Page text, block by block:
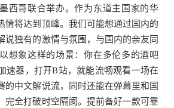
西哥联合举办。作为东道主国家的华
情将达到顶峰。我们可能想通过国内的
说独有的激情与氛围，与国内的亲友同
想象这样的场景：你在多伦多的酒吧
速器，打开B站，就能流畅观看一场在
的中文解说流，同时还能在弹幕里和国
完全打破时空隔阂。提前备好一款可靠